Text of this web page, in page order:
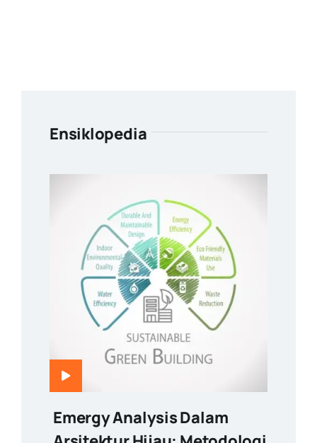
Ensiklopedia
Emergy Analysis Dalam